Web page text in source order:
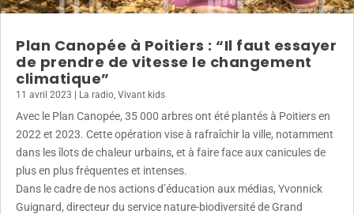
Plan Canopée à Poitiers : “Il faut essayer
de prendre de vitesse le changement
climatique”
11 avril 2023 | La radio Vivant kids
Avec le Plan Canopée, 35 000 arbres ont été plantés à Poitiers en
2022 et 2023. Cette opération vise à rafraîchir la ville, notamment
dans les îlots de chaleur urbains, et à faire face aux canicules de
plus en plus fréquentes et intenses.
Dans le cadre de nos actions d’éducation aux médias, Yvonnick
Guignard, directeur du service nature-biodiversité de Grand